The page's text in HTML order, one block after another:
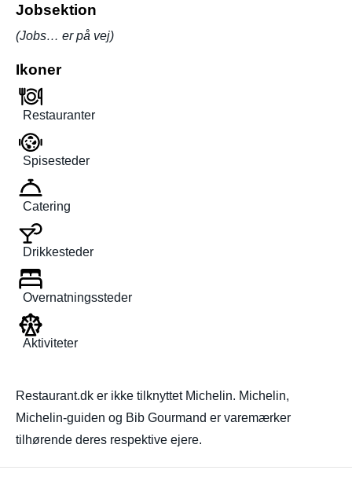
Jobsektion
(Jobs… er på vej)
Ikoner
Restauranter
Spisesteder
Catering
Drikkesteder
Overnatningssteder
Aktiviteter
Restaurant.dk er ikke tilknyttet Michelin. Michelin,
Michelin-guiden og Bib Gourmand er varemærker
tilhørende deres respektive ejere.